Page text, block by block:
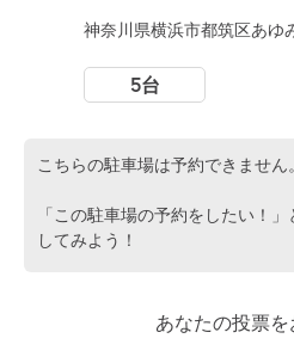
神奈川県横浜市都筑区あゆ
5台
こちらの駐車場は予約できません。
「この駐車場の予約をしたい！
してみよう！
あなたの投票